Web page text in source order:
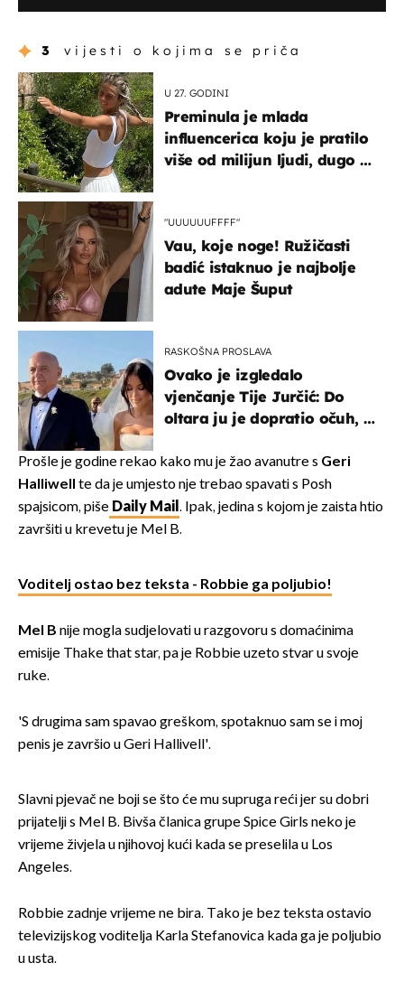
3 vijesti o kojima se priča
U 27. GODINI
Preminula je mlada
influencerica koju je pratilo
više od milijun ljudi, dugo se
"UUUUUUFFFF"
Vau, koje noge! Ružičasti
badić istaknuo je najbolje
adute Maje Šuput
RASKOŠNA PROSLAVA
Ovako je izgledalo
vjenčanje Tije Jurčić: Do
oltara ju je dopratio očuh, a
Prošle je godine rekao kako mu je žao avanutre s Geri
Halliwell te da je umjesto nje trebao spavati s Posh
spajsicom, piše Daily Mail . Ipak, jedina s kojom je zaista htio
završiti u krevetu je Mel B.
Voditelj ostao bez teksta - Robbie ga poljubio!
Mel B nije mogla sudjelovati u razgovoru s domaćinima
emisije Thake that star, pa je Robbie uzeto stvar u svoje
ruke.
'S drugima sam spavao greškom, spotaknuo sam se i moj
penis je završio u Geri Hallivell'.
Slavni pjevač ne boji se što će mu supruga reći jer su dobri
prijatelji s Mel B. Bivša članica grupe Spice Girls neko je
vrijeme živjela u njihovoj kući kada se preselila u Los
Angeles.
Robbie zadnje vrijeme ne bira. Tako je bez teksta ostavio
televizijskog voditelja Karla Stefanovica kada ga je poljubio
u usta.